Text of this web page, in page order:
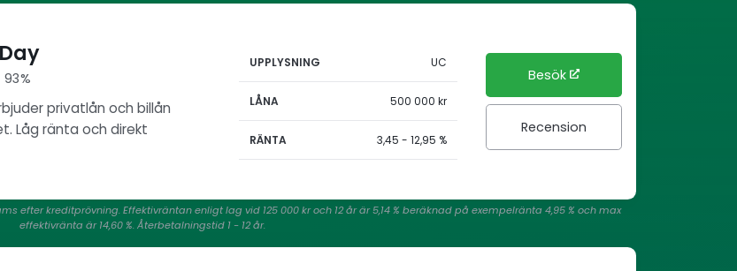
93%
privatlån och billån
Låg ränta och direkt
UPPLYSNING UC
LÅNA 500 000 kr
RÄNTA 3,45 - 12,95 %
Recension
Besök
efter kreditprövning. Effektivräntan enligt lag vid 125 000 kr och 12 år är 5,14 % beräknad på exempelränta 4,95 % och max
effektivränta är 14,60 %. Återbetalningstid 1 - 12 år.